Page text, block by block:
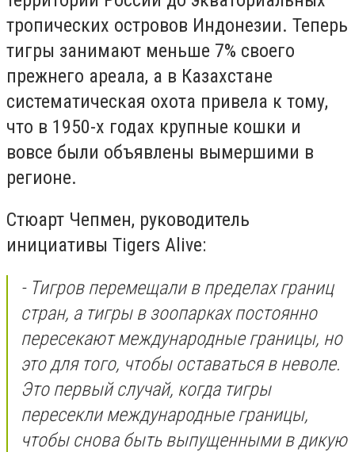
тропических островов Индонезии. Теперь
тигры занимают меньше 7% своего
прежнего ареала, а в Казахстане
систематическая охота привела к тому,
что в 1950-х годах крупные кошки и
вовсе были объявлены вымершими в
регионе.
Стюарт Чепмен, руководитель
инициативы Tigers Alive:
- Тигров перемещали в пределах границ
стран, а тигры в зоопарках постоянно
пересекают международные границы, но
это для того, чтобы оставаться в неволе.
Это первый случай, когда тигры
пересекли международные границы,
чтобы снова быть выпущенными в дикую